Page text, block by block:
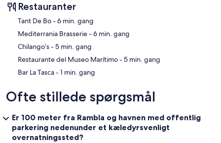
Restauranter
‪Tant De Bo - ‬6 min. gang
‪Mediterrania Brasserie - ‬6 min. gang
‪Chilango’s - ‬5 min. gang
‪Restaurante del Museo Marítimo - ‬5 min. gang
‪Bar La Tasca - ‬1 min. gang
Ofte stillede spørgsmål
Er 100 meter fra Rambla og havnen med offentlig
parkering nedenunder et kæledyrsvenligt
overnatningssted?